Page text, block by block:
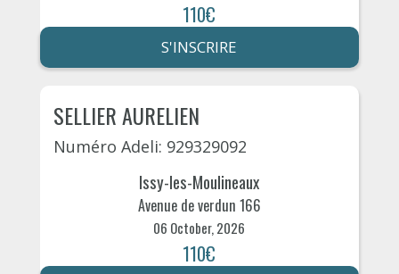
110€
S'INSCRIRE
SELLIER AURELIEN
Numéro Adeli: 929329092
Issy-les-Moulineaux
Avenue de verdun 166
06 October, 2026
110€